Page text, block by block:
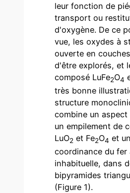
leur fonction de
transport ou
d'oxygène. De ce
vue, les oxydes à
ouverte en
d'être explorés, et
composé LuFe2O4
très bonne
structure
combine un aspect
un empilement de
LuO2 et Fe2O4 et
coordinance du fer
inhabituelle, dans
bipyramides
(Figure 1).